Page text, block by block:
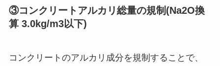
③コンクリートアルカリ総量の規制(Na2O換
算 3.0kg/m3以下)
コンクリートのアルカリ成分を規制することで、